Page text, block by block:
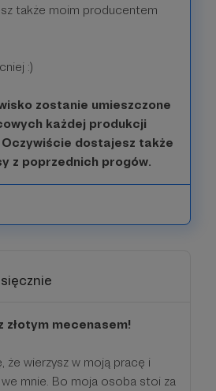
także moim producentem
:)
zostanie umieszczone
każdej produkcji
dostajesz także
z poprzednich progów.
złotym mecenasem!
że wierzysz w moją pracę i
mnie. Bo moja osoba stoi za